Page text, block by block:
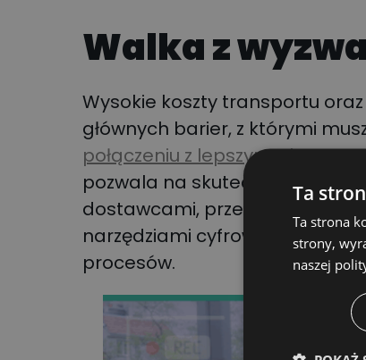
Walka z
Wysokie koszty transportu
głównych barier, z którymi
połączeniu z lepszym
pozwala na skuteczniejsze
dostawcami, przewoźnikami i
narzędziami cyfrowymi,
procesów.
Ta
Ta strona
strony,
naszej